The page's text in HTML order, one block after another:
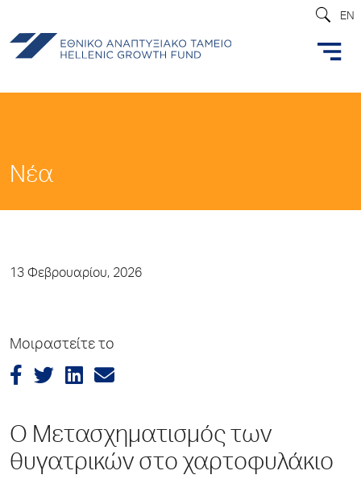
EN
Νέα
13 Φεβρουαρίου, 2026
Μοιραστείτε το
Ο Μετασχηματισμός των
θυγατρικών στο χαρτοφυλάκιο